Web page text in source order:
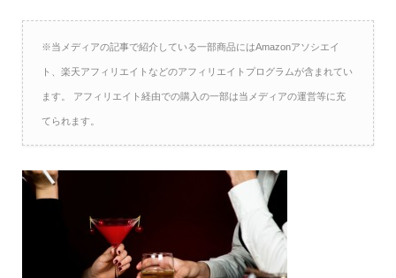
※当メディアの記事で紹介している一部商品にはAmazonアソシエイ
ト、楽天アフィリエイトなどのアフィリエイトプログラムが含まれてい
ます。 アフィリエイト経由での購入の一部は当メディアの運営等に充
てられます。